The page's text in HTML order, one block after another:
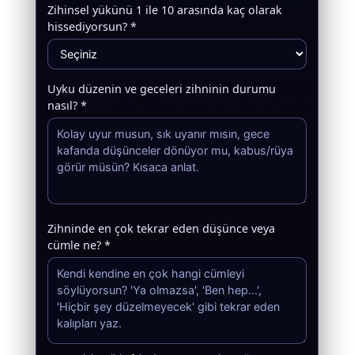
Zihinsel yükünü 1 ile 10 arasında kaç olarak
hissediyorsun? *
Uyku düzenin ve geceleri zihninin durumu
nasıl? *
Zihninde en çok tekrar eden düşünce veya
cümle ne? *